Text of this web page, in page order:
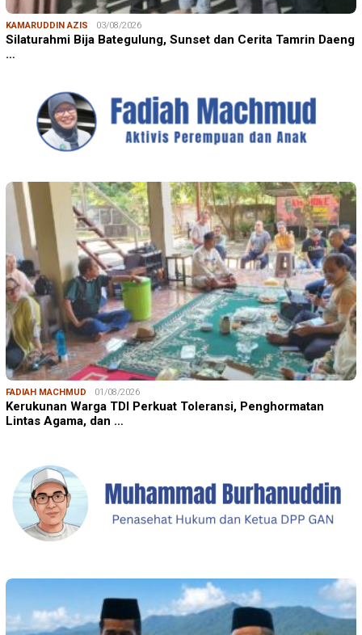
KAMARUDDIN AZIS 03/08/2026
Silaturahmi Bija Bategulung, Sunset dan Cerita Tamrin Daeng
…
FADIAH MACHMUD 01/08/2026
Kerukunan Warga TDI Perkuat Toleransi, Penghormatan
Lintas Agama, dan …